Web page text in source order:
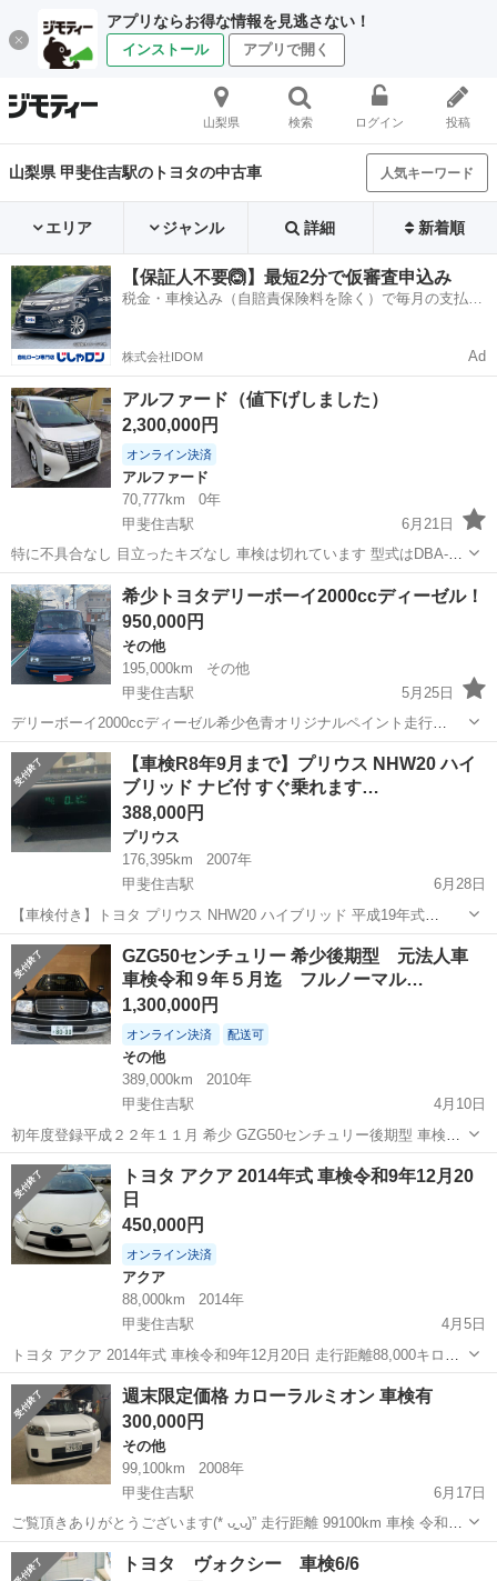
アプリならお得な情報を見逃さない！
インストール アプリで開く
山梨県 検索 ログイン 投稿
山梨県 甲斐住吉駅のトヨタの中古車 人気キーワード
エリア ジャンル 詳細 新着順
【保証人不要🙆】最短2分で仮審査申込み
税金・車検込み（自賠責保険料を除く）で毎月の支払額
株式会社IDOM Ad
アルファード（値下げしました）
2,300,000円
オンライン決済
アルファード
70,777km
0年
甲斐住吉駅
6月21日
特に不具合なし 目立ったキズなし 車検は切れています 型式はDBA‐
AGH30W、 登録年月は平成29年1月です。 現車確認してからご購入お
願いします ※こちらで車検を取る場合は+12万円になります スタッド
レ...
山梨 甲府市 甲斐住吉駅 アルファード
希少トヨタデリーボーイ2000ccディーゼル！
950,000円
その他
195,000km
その他
甲斐住吉駅
5月25日
デリーボーイ2000ccディーゼル希少色青オリジナルペイント走行
195000km去年燃料噴射ポンプとタイミングベルト交換したので機関良
子です！ディーゼルなのでまだまだ安心して乗れます！4ナンバーなの
で自動車税も年間8800円...
山梨 甲府市 甲斐住吉駅 その他 ディーゼル
【車検R8年9月まで】プリウス NHW20 ハイ
ブリッド ナビ付 すぐ乗れます…
388,000円
プリウス
176,395km
2007年
甲斐住吉駅
6月28日
【車検付き】トヨタ プリウス NHW20 ハイブリッド 平成19年式
（2007年） 価格：388,000円（値下げ相談可） 走行距離：
176,395km（多少伸びます） 車検：令和8年9月20日まで 【装備】 ・
ハイブリッド...
山梨 甲府市 プリウス
GZG50センチュリー 希少後期型 元法人車
車検令和９年５月迄 フルノーマル…
1,300,000円
オンライン決済 配送可
その他
389,000km
2010年
甲斐住吉駅
4月10日
初年度登録平成２２年１１月 希少 GZG50センチュリー後期型 車検令
和９年５月迄 元法人車 点検記録簿有り 実走行 389000km カラー
神威ブラック 無改造フルノーマル フェンダーミラー 純正カーテン
完璧な装備です...
山梨 甲府市 甲斐住吉駅 その他 100万
トヨタ アクア 2014年式 車検令和9年12月20
日
450,000円
オンライン決済
アクア
88,000km
2014年
甲斐住吉駅
4月5日
トヨタ アクア 2014年式 車検令和9年12月20日 走行距離88,000キロに
なります。 通勤で使っているので距離増えます。 運転の仕方や走行し
た距離にもよりますが、当方は通勤用でしか使ってないですが役1ヶ月
に一回だ...
山梨 中巨摩郡 甲斐住吉駅
週末限定価格 カローラルミオン 車検有
300,000円
その他
99,100km
2008年
甲斐住吉駅
6月17日
ご覧頂きありがとうございます(* ᴗ͈ˬᴗ͈)” 走行距離 99100km 車検 令和7
年12月 ナビ バックカメラ付 キー×2 スタッドレス付 乗って帰れま
す！ 陸送等も場所によりますが別途料金にて可能です！ 名義変...
山梨 甲府市 甲斐住吉駅 その他 カローラルミオン
トヨタ ヴォクシー 車検6/6